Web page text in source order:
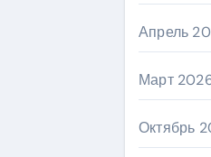
Апрель
Март
Октябрь